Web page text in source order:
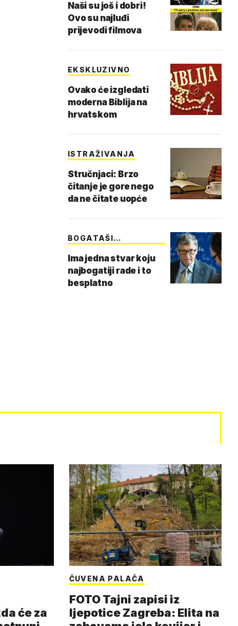
Naši su još i dobri!
Ovo su najluđi
prijevodi filmova
EKSKLUZIVNO
Ovako će izgledati
moderna Biblija na
hrvatskom
ISTRAŽIVANJA
Stručnjaci: Brzo
čitanje je gore nego
da ne čitate uopće
BOGATAŠI
Ima jedna stvar koju
najbogatiji rade i to
besplatno
će za
ČUVENA PALAČA
FOTO Tajni zapisi iz
ljepotice Zagreba: Elita na